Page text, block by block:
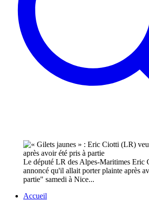
Le député LR des Alpes-Maritimes Eric
annoncé qu'il allait porter plainte après
partie" samedi à Nice...
Accueil